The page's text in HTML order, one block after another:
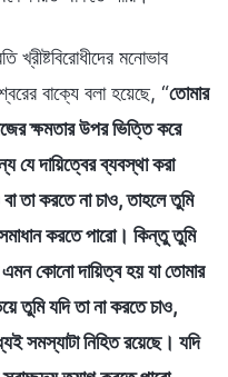
খ্রীষ্টবিরোধীদের মনোভাব
বাক্যে বলা হয়েছে, “তোমার
ক্ষমতার উপর ভিত্তি করে
যে দায়িত্বের ব্যবস্থা করা
তা করতে না চাও, তাহলে তুমি
করতে পারো। কিন্তু তুমি
কোনো দায়িত্ব হয় যা তোমার
তুমি যদি তা না করতে চাও,
সমস্যাটা নিহিত রয়েছে। যদি